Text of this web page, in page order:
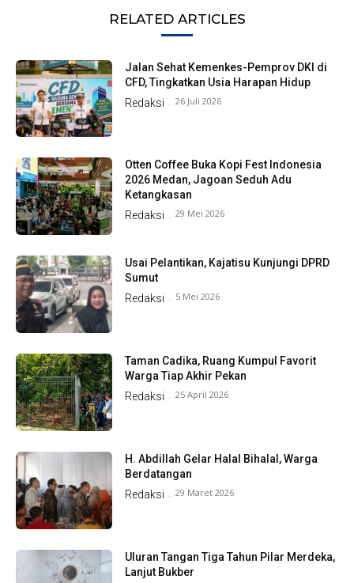
RELATED ARTICLES
Jalan Sehat Kemenkes-Pemprov DKI di
CFD, Tingkatkan Usia Harapan Hidup
Redaksi - 26 Juli 2026
Otten Coffee Buka Kopi Fest Indonesia
2026 Medan, Jagoan Seduh Adu
Ketangkasan
Redaksi - 29 Mei 2026
Usai Pelantikan, Kajatisu Kunjungi DPRD
Sumut
Redaksi - 5 Mei 2026
Taman Cadika, Ruang Kumpul Favorit
Warga Tiap Akhir Pekan
Redaksi - 25 April 2026
H. Abdillah Gelar Halal Bihalal, Warga
Berdatangan
Redaksi - 29 Maret 2026
Uluran Tangan Tiga Tahun Pilar Merdeka,
Lanjut Bukber